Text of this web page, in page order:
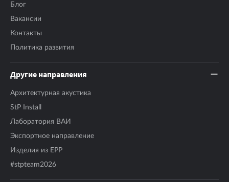
Блог
Вакансии
Контакты
Политика развития
Другие направления
Архитектурная акустика
StP Install
Лаборатория ВАИ
Экспортное направление
Изделия из EPP
#stpteam2026